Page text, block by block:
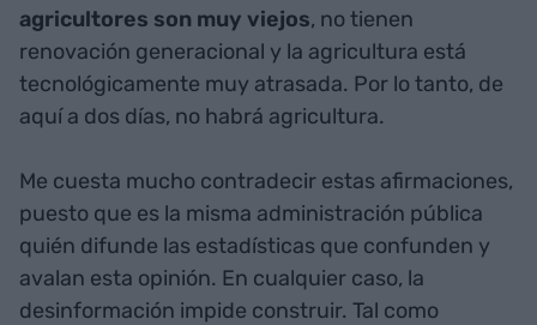
agricultores son muy viejos, no tienen
renovación generacional y la agricultura está
tecnológicamente muy atrasada. Por lo tanto, de
aquí a dos días, no habrá agricultura.
Me cuesta mucho contradecir estas afirmaciones,
puesto que es la misma administración pública
quién difunde las estadísticas que confunden y
avalan esta opinión. En cualquier caso, la
desinformación impide construir. Tal como